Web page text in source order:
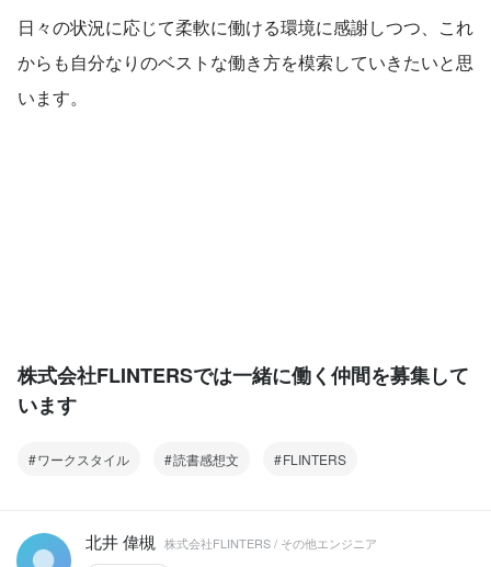
日々の状況に応じて柔軟に働ける環境に感謝しつつ、これ
からも自分なりのベストな働き方を模索していきたいと思
います。
株式会社FLINTERSでは一緒に働く仲間を募集して
います
ワークスタイル 読書感想文 FLINTERS
北井 偉槻 株式会社FLINTERS / その他エンジニア